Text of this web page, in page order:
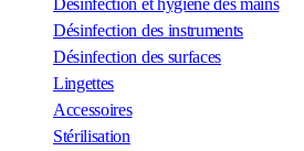
Désinfection des instruments
Désinfection des surfaces
Lingettes
Accessoires
Stérilisation